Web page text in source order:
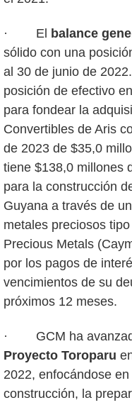
· El balance
sólido con una
al 30 de junio de
posición de efectivo
para fondear la
Convertibles de Aris
de 2023 de $35,0
tiene $138,0 millones
para la construcción
Guyana a través de
metales preciosos
Precious Metals
por los pagos de
vencimientos de su
próximos 12 meses.
· GCM ha
Proyecto Toroparu
2022, enfocándose
construcción, la